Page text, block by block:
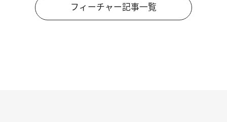
フィーチャー記事一覧